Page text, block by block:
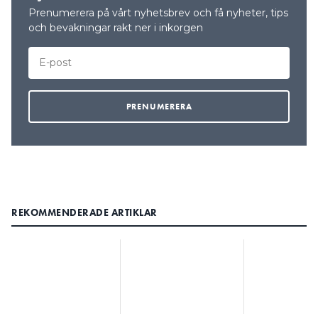
Prenumerera på vårt nyhetsbrev och få nyheter, tips
och bevakningar rakt ner i inkorgen
REKOMMENDERADE ARTIKLAR